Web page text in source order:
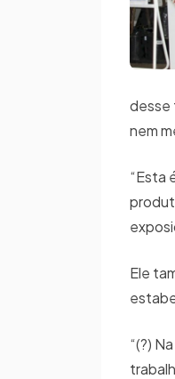
desse
nem
“Esta
Ele
“(?)